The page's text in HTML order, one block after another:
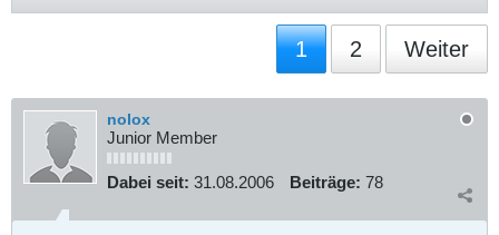
1 2 Weiter
nolox
Junior Member
Dabei seit: 31.08.2006 Beiträge: 78